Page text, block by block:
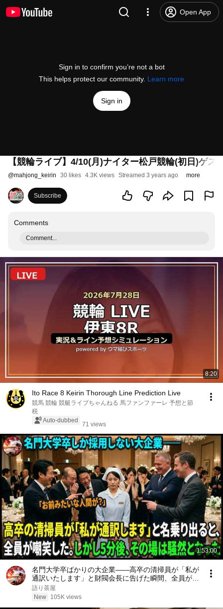
Open App
Sign in to confirm you’re not a bot
This helps protect our community. Learn more
Sign in
【競輪ライブ】4/10(月)ナイター松戸競輪(初日)ゲ
@mahjong_keirin 30 likes 4.3K views Streamed 3 years ago more
Subscribe
Comments
Comment...
8:20
Ito Race 8 Keirin Thorough Line Prediction Live
競馬 競輪 競艇ライブちゃんねる 馬ファンファーレ 予想と節
税
Auto-dubbed
71 views
1:53:00
名門大学卒ばかりの大企業――高卒の清掃員が「私が
通訳いたします」と財閥会長に告げた瞬間、全員が嘲
笑した。しかし5分後、その場は静まり返った。#動
エピソード#老後の物語 #家族の物語
語り茶屋
New
105K views